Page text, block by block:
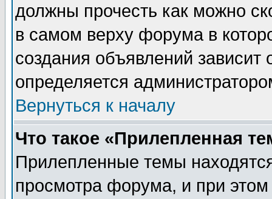
должны прочесть как можно
в самом верху форума в
создания объявлений зависит
определяется
Вернуться к началу
Что такое «Прилепленная
Прилепленные темы
просмотра форума, и при